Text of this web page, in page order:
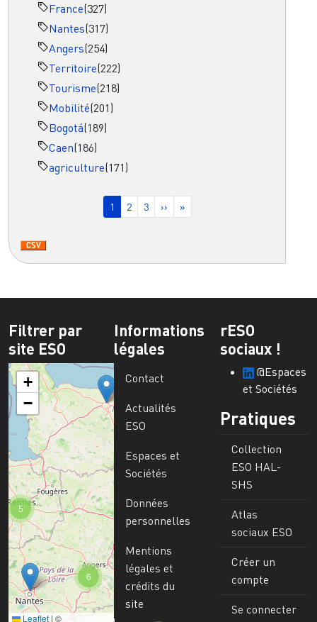
France(327)
Nantes(317)
Angers(254)
Territoire(222)
Tourisme(218)
Mobilité(201)
Bogotá(189)
Caen(186)
agriculture(171)
Page courante
1 Page
2 Page
3 Page suivante
›› Dernière page
»
Filtrer par
site ESO
6
5
+
−
Leaflet | ©
Informations
légales
Contact
Actualités
ESO
Espaces et
Sociétés
Données
personnelles
Mentions
légales et
crédits du
site
rESO
sociaux !
@Espaces
et Sociétés
Pratiques
Collection
ESO HAL-
SHS
Atlas
sociaux ESO
Créer un
compte
Se connecter